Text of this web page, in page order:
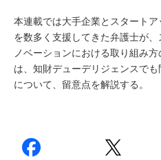
本連載では大手企業とスタート
を数多く支援してきた弁護士が
ノベーションにおける取り組み
は、知財デューデリジェンスで
について、留意点を解説する。